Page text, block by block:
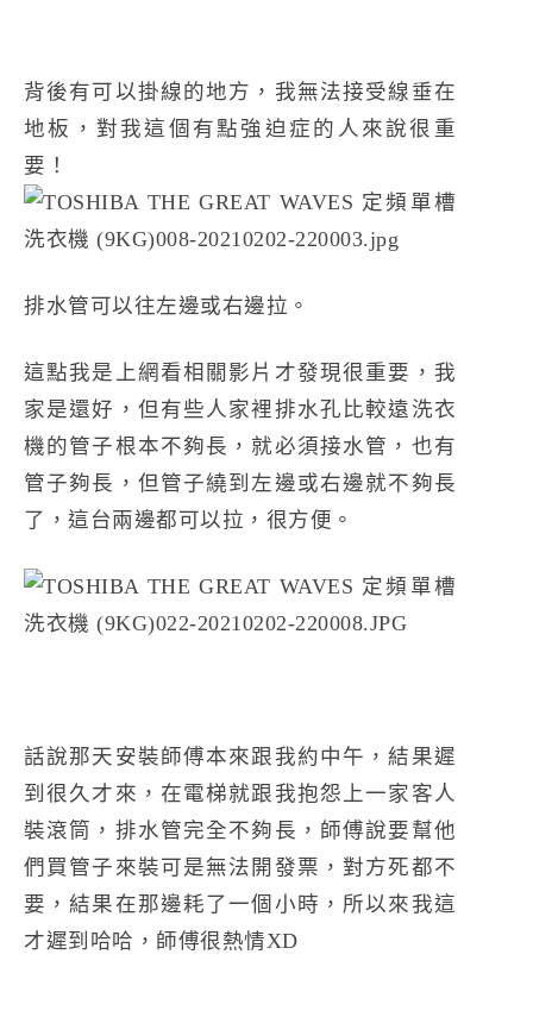
背後有可以掛線的地方，我無法接受線垂在
地板，對我這個有點強迫症的人來說很重
要！
排水管可以往左邊或右邊拉。
這點我是上網看相關影片才發現很重要，我
家是還好，但有些人家裡排水孔比較遠洗衣
機的管子根本不夠長，就必須接水管，也有
管子夠長，但管子繞到左邊或右邊就不夠長
了，這台兩邊都可以拉，很方便。
話說那天安裝師傅本來跟我約中午，結果遲
到很久才來，在電梯就跟我抱怨上一家客人
裝滾筒，排水管完全不夠長，師傅說要幫他
們買管子來裝可是無法開發票，對方死都不
要，結果在那邊耗了一個小時，所以來我這
才遲到哈哈，師傅很熱情XD